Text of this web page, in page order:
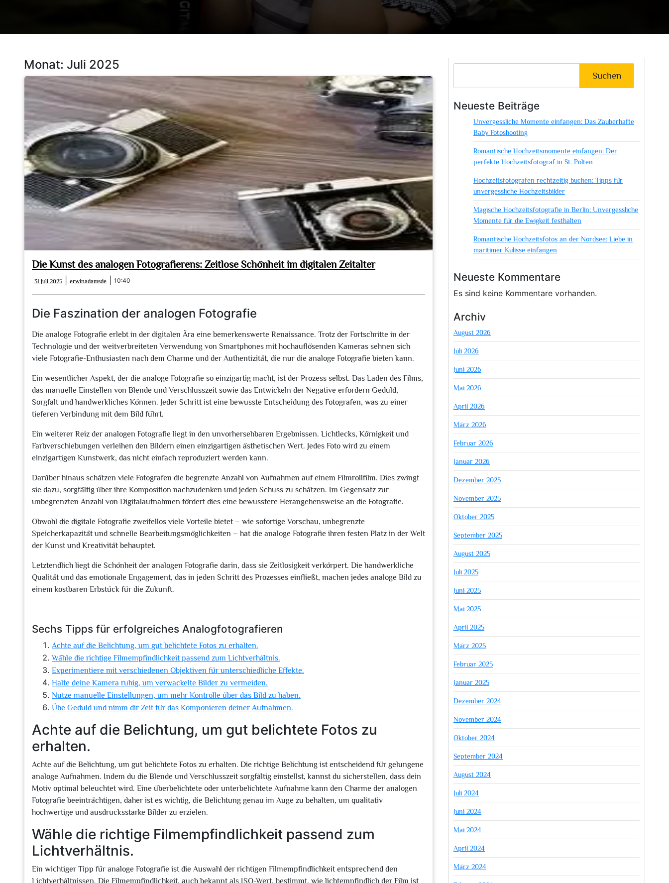
Monat: Juli 2025
Die Kunst des analogen Fotografierens: Zeitlose Schönheit im digitalen Zeitalter
31 Juli 2025
Juli
2025
erwinadamsde erwinadamsde
10:40
Die Faszination der analogen Fotografie
Die analoge Fotografie erlebt in der digitalen Ära eine bemerkenswerte Renaissance. Trotz der Fortschritte in der
Technologie und der weitverbreiteten Verwendung von Smartphones mit hochauflösenden Kameras sehnen sich
viele Fotografie-Enthusiasten nach dem Charme und der Authentizität, die nur die analoge Fotografie bieten kann.
Ein wesentlicher Aspekt, der die analoge Fotografie so einzigartig macht, ist der Prozess selbst. Das Laden des Films,
das manuelle Einstellen von Blende und Verschlusszeit sowie das Entwickeln der Negative erfordern Geduld,
Sorgfalt und handwerkliches Können. Jeder Schritt ist eine bewusste Entscheidung des Fotografen, was zu einer
tieferen Verbindung mit dem Bild führt.
Ein weiterer Reiz der analogen Fotografie liegt in den unvorhersehbaren Ergebnissen. Lichtlecks, Körnigkeit und
Farbverschiebungen verleihen den Bildern einen einzigartigen ästhetischen Wert. Jedes Foto wird zu einem
einzigartigen Kunstwerk, das nicht einfach reproduziert werden kann.
Darüber hinaus schätzen viele Fotografen die begrenzte Anzahl von Aufnahmen auf einem Filmrollfilm. Dies zwingt
sie dazu, sorgfältig über ihre Komposition nachzudenken und jeden Schuss zu schätzen. Im Gegensatz zur
unbegrenzten Anzahl von Digitalaufnahmen fördert dies eine bewusstere Herangehensweise an die Fotografie.
Obwohl die digitale Fotografie zweifellos viele Vorteile bietet – wie sofortige Vorschau, unbegrenzte
Speicherkapazität und schnelle Bearbeitungsmöglichkeiten – hat die analoge Fotografie ihren festen Platz in der Welt
der Kunst und Kreativität behauptet.
Letztendlich liegt die Schönheit der analogen Fotografie darin, dass sie Zeitlosigkeit verkörpert. Die handwerkliche
Qualität und das emotionale Engagement, das in jeden Schritt des Prozesses einfließt, machen jedes analoge Bild zu
einem kostbaren Erbstück für die Zukunft.
Sechs Tipps für erfolgreiches Analogfotografieren
Achte auf die Belichtung, um gut belichtete Fotos zu erhalten.
Wähle die richtige Filmempfindlichkeit passend zum Lichtverhältnis.
Experimentiere mit verschiedenen Objektiven für unterschiedliche Effekte.
Halte deine Kamera ruhig, um verwackelte Bilder zu vermeiden.
Nutze manuelle Einstellungen, um mehr Kontrolle über das Bild zu haben.
Übe Geduld und nimm dir Zeit für das Komponieren deiner Aufnahmen.
Achte auf die Belichtung, um gut belichtete Fotos zu
erhalten.
Achte auf die Belichtung, um gut belichtete Fotos zu erhalten. Die richtige Belichtung ist entscheidend für gelungene
analoge Aufnahmen. Indem du die Blende und Verschlusszeit sorgfältig einstellst, kannst du sicherstellen, dass dein
Motiv optimal beleuchtet wird. Eine überbelichtete oder unterbelichtete Aufnahme kann den Charme der analogen
Fotografie beeinträchtigen, daher ist es wichtig, die Belichtung genau im Auge zu behalten, um qualitativ
hochwertige und ausdrucksstarke Bilder zu erzielen.
Wähle die richtige Filmempfindlichkeit passend zum
Lichtverhältnis.
Ein wichtiger Tipp für analoge Fotografie ist die Auswahl der richtigen Filmempfindlichkeit entsprechend den
Lichtverhältnissen. Die Filmempfindlichkeit, auch bekannt als ISO-Wert, bestimmt, wie lichtempfindlich der Film ist
Suchen
Neueste Beiträge
Unvergessliche Momente einfangen: Das Zauberhafte
Baby Fotoshooting
Romantische Hochzeitsmomente einfangen: Der
perfekte Hochzeitsfotograf in St. Pölten
Hochzeitsfotografen rechtzeitig buchen: Tipps für
unvergessliche Hochzeitsbilder
Magische Hochzeitsfotografie in Berlin: Unvergessliche
Momente für die Ewigkeit festhalten
Romantische Hochzeitsfotos an der Nordsee: Liebe in
maritimer Kulisse einfangen
Neueste Kommentare
Es sind keine Kommentare vorhanden.
Archiv
August 2026
Juli 2026
Juni 2026
Mai 2026
April 2026
März 2026
Februar 2026
Januar 2026
Dezember 2025
November 2025
Oktober 2025
September 2025
August 2025
Juli 2025
Juni 2025
Mai 2025
April 2025
März 2025
Februar 2025
Januar 2025
Dezember 2024
November 2024
Oktober 2024
September 2024
August 2024
Juli 2024
Juni 2024
Mai 2024
April 2024
März 2024